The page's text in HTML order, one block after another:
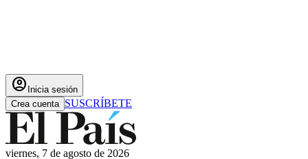
account_circle Inicia sesión
Crea cuenta SUSCRÍBETE
viernes, 7 de agosto de 2026